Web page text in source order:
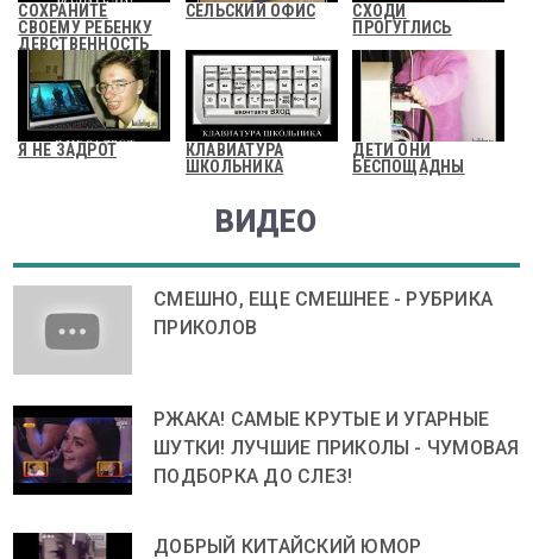
СОХРАНИТЕ
СВОЕМУ РЕБЕНКУ
ДЕВСТВЕННОСТЬ
СЕЛЬСКИЙ ОФИС
СХОДИ
ПРОГУГЛИСЬ
Я НЕ ЗАДРОТ
КЛАВИАТУРА
ШКОЛЬНИКА
ДЕТИ ОНИ
БЕСПОЩАДНЫ
ВИДЕО
СМЕШНО, ЕЩЕ СМЕШНЕЕ - РУБРИКА
ПРИКОЛОВ
РЖАКА! САМЫЕ КРУТЫЕ И УГАРНЫЕ
ШУТКИ! ЛУЧШИЕ ПРИКОЛЫ - ЧУМОВАЯ
ПОДБОРКА ДО СЛЕЗ!
ДОБРЫЙ КИТАЙСКИЙ ЮМОР